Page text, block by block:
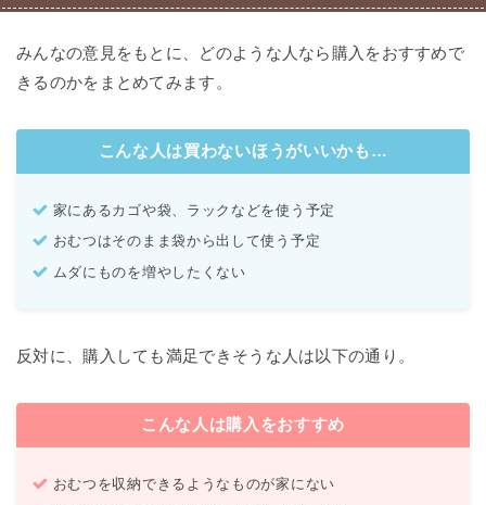
みんなの意見をもとに、どのような人なら購入をおすすめで
きるのかをまとめてみます。
こんな人は買わないほうがいいかも…
家にあるカゴや袋、ラックなどを使う予定
おむつはそのまま袋から出して使う予定
ムダにものを増やしたくない
反対に、購入しても満足できそうな人は以下の通り。
こんな人は購入をおすすめ
おむつを収納できるようなものが家にない